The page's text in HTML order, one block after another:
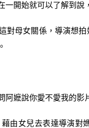
開始就可以了解到說
對母女關係，導演想
阿嬷說你愛不愛我的影
由女兒去表達導演